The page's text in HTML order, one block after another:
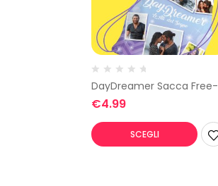
DayDreamer Sacca Free-
Time
€4.99
SCEGLI